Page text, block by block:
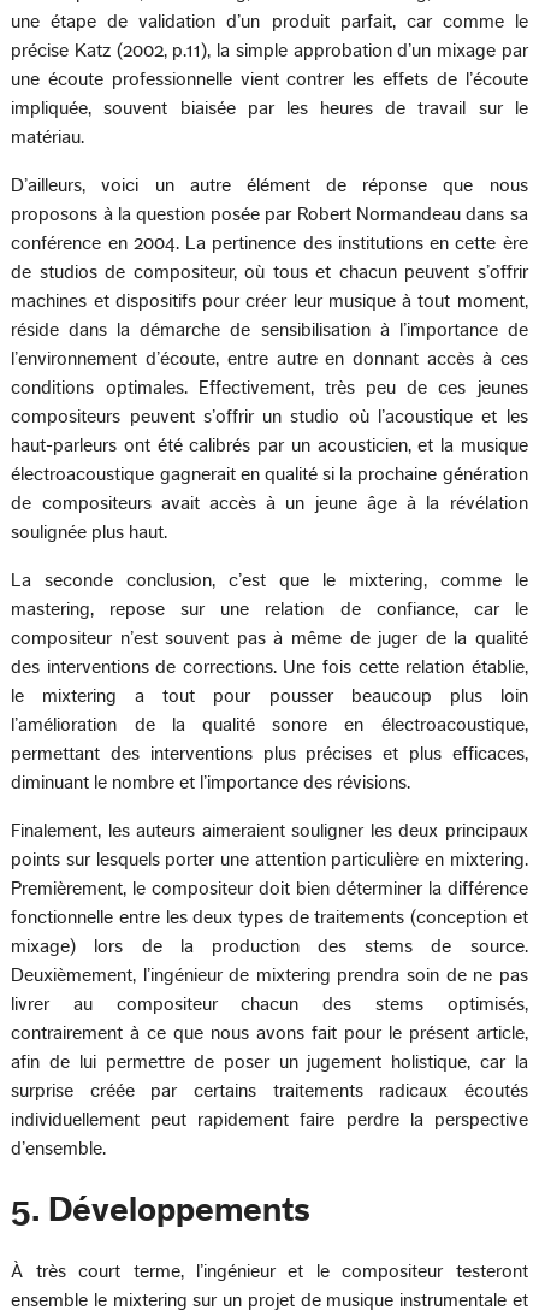
une étape de validation d’un produit parfait, car comme le
précise Katz (2002, p.11), la simple approbation d’un mixage par
une écoute professionnelle vient contrer les effets de l’écoute
impliquée, souvent biaisée par les heures de travail sur le
matériau.
D’ailleurs, voici un autre élément de réponse que nous
proposons à la question posée par Robert Normandeau dans sa
conférence en 2004. La pertinence des institutions en cette ère
de studios de compositeur, où tous et chacun peuvent s’offrir
machines et dispositifs pour créer leur musique à tout moment,
réside dans la démarche de sensibilisation à l’importance de
l’environnement d’écoute, entre autre en donnant accès à ces
conditions optimales. Effectivement, très peu de ces jeunes
compositeurs peuvent s’offrir un studio où l’acoustique et les
haut-parleurs ont été calibrés par un acousticien, et la musique
électroacoustique gagnerait en qualité si la prochaine génération
de compositeurs avait accès à un jeune âge à la révélation
soulignée plus haut.
La seconde conclusion, c’est que le mixtering, comme le
mastering, repose sur une relation de confiance, car le
compositeur n’est souvent pas à même de juger de la qualité
des interventions de corrections. Une fois cette relation établie,
le mixtering a tout pour pousser beaucoup plus loin
l’amélioration de la qualité sonore en électroacoustique,
permettant des interventions plus précises et plus efficaces,
diminuant le nombre et l’importance des révisions.
Finalement, les auteurs aimeraient souligner les deux principaux
points sur lesquels porter une attention particulière en mixtering.
Premièrement, le compositeur doit bien déterminer la différence
fonctionnelle entre les deux types de traitements (conception et
mixage) lors de la production des stems de source.
Deuxièmement, l’ingénieur de mixtering prendra soin de ne pas
livrer au compositeur chacun des stems optimisés,
contrairement à ce que nous avons fait pour le présent article,
afin de lui permettre de poser un jugement holistique, car la
surprise créée par certains traitements radicaux écoutés
individuellement peut rapidement faire perdre la perspective
d’ensemble.
5. Développements
À très court terme, l’ingénieur et le compositeur testeront
ensemble le mixtering sur un projet de musique instrumentale et